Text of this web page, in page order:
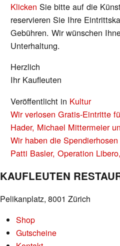
Klicken Sie bitte auf die
reservieren Sie Ihre
Gebühren. Wir wünschen
Unterhaltung.
Herzlich
Ihr Kaufleuten
Veröffentlicht in Kultur
BEITRAGS-
NAVIGATION
Wir verlosen Gratis-Eintritte
Hader, Michael Mittermeier
Wir haben die
Patti Basler, Operation
KAUFLEUTEN
Pelikanplatz, 8001 Zürich
Shop
Gutscheine